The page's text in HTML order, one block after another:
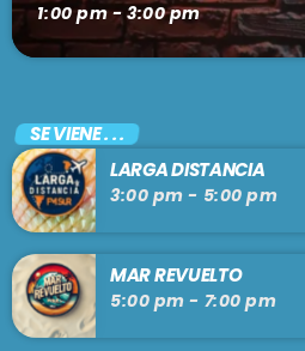
1:00 pm - 3:00 pm
SE VIENE . . .
LARGA DISTANCIA
3:00 pm - 5:00 pm
MAR REVUELTO
5:00 pm - 7:00 pm